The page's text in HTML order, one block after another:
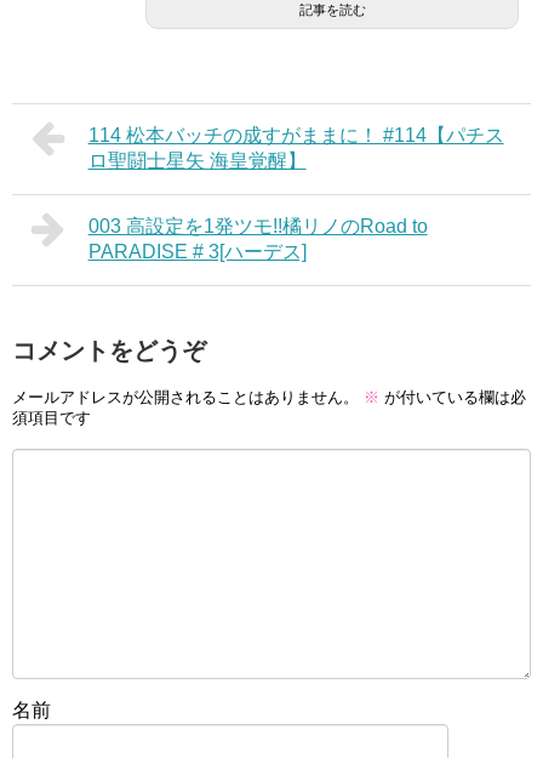
記事を読む
114 松本バッチの成すがままに！ #114【パチス
ロ聖闘士星矢 海皇覚醒】
003 高設定を1発ツモ!!橘リノのRoad to
PARADISE # 3[ハーデス]
コメントをどうぞ
メールアドレスが公開されることはありません。 ※ が付いている欄は必
須項目です
名前